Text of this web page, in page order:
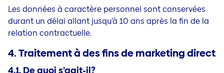
Les données à caractère personnel sont conservées
durant un délai allant jusqu’à 10 ans après la fin de la
relation contractuelle.
4. Traitement à des fins de marketing direct
4.1. De quoi s’agit-il?